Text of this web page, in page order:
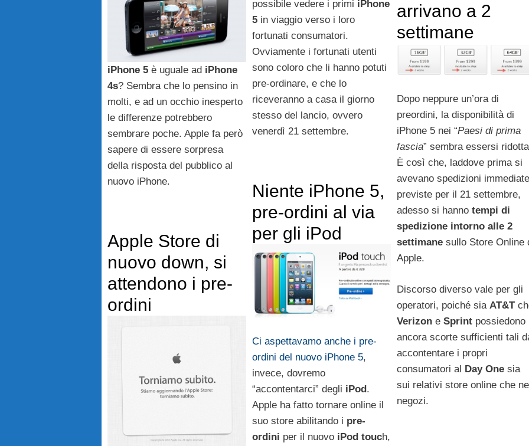
possibile vedere i primi iPhone
5in viaggio verso i loro
fortunati consumatori.
Ovviamente i fortunati utenti
sono coloro che li hanno potuti
pre-ordinare, e che lo
riceveranno a casa il giorno
stesso del lancio, ovvero
venerdì 21 settembre.
iPhone 5 è uguale ad iPhone
4s? Sembra che lo pensino in
molti, e ad un occhio inesperto
le differenze potrebbero
sembrare poche. Apple fa però
sapere di essere sorpresa
della risposta del pubblico al
nuovo iPhone.
arrivano a 2
settimane
Dopo neppure un’ora di
preordini, la disponibilità di
iPhone 5 nei “Paesi di prima
fascia” sembra essersi
È così che, laddove prima si
avevano spedizioni immediate
previste per il 21 settembre,
adesso si hanno tempi di
spedizione intorno alle 2
settimanesullo Store Online
Apple.
Discorso diverso vale per gli
operatori, poiché sia AT&T
Verizone Sprintpossiedono
ancora scorte sufficienti tali
accontentare i propri
consumatori al Day Onesia
sui relativi store online che
negozi.
Niente iPhone 5,
pre-ordini al via
per gli iPod
Ci aspettavamo anche i pre-
ordini del nuovo iPhone 5,
invece, dovremo
“accontentarci” degli iPod.
Apple ha fatto tornare online il
suo store abilitando i pre-
ordini per il nuovoiPod touch,
Apple Store di
nuovo down, si
attendono i pre-
ordini